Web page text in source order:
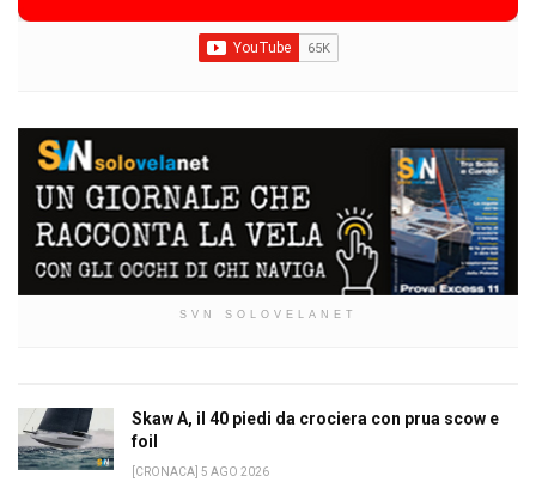
SVN SOLOVELANET
Skaw A, il 40 piedi da crociera con prua scow e
foil
[CRONACA] 5 AGO 2026